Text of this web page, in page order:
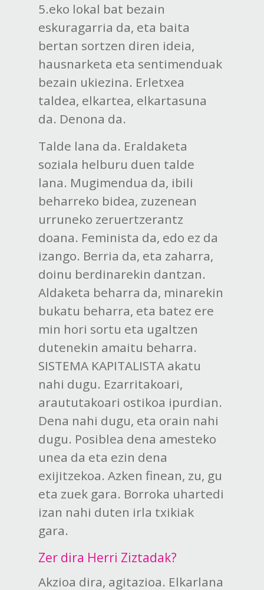
5.eko lokal bat bezain
eskuragarria da, eta baita
bertan sortzen diren ideia,
hausnarketa eta sentimenduak
bezain ukiezina. Erletxea
taldea, elkartea, elkartasuna
da. Denona da.
Talde lana da. Eraldaketa
soziala helburu duen talde
lana. Mugimendua da, ibili
beharreko bidea, zuzenean
urruneko zeruertzerantz
doana. Feminista da, edo ez da
izango. Berria da, eta zaharra,
doinu berdinarekin dantzan.
Aldaketa beharra da, minarekin
bukatu beharra, eta batez ere
min hori sortu eta ugaltzen
dutenekin amaitu beharra.
SISTEMA KAPITALISTA akatu
nahi dugu. Ezarritakoari,
araututakoari ostikoa ipurdian.
Dena nahi dugu, eta orain nahi
dugu. Posiblea dena amesteko
unea da eta ezin dena
exijitzekoa. Azken finean, zu, gu
eta zuek gara. Borroka uhartedi
izan nahi duten irla txikiak
gara.
Zer dira Herri Ziztadak?
Akzioa dira, agitazioa. Elkarlana